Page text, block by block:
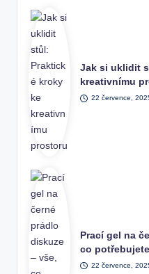
Jak si uklidit
kreativnímu
22 července,
Prací gel na
co
22 července,